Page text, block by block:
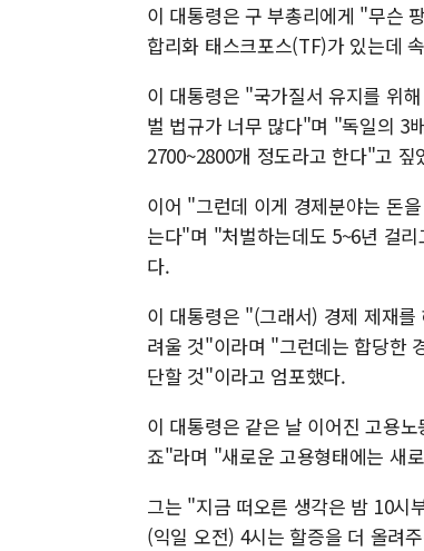
이 대통령은 구 부총리에게 "무슨
합리화 태스크포스(TF)가 있는데
이 대통령은 "국가질서 유지를 위
벌 법규가 너무 많다"며 "독일의 3
2700~2800개 정도라고 한다"고 짚
이어 "그런데 이게 경제분야는 돈
는다"며 "처벌하는데도 5~6년 걸
다.
이 대통령은 "(그래서) 경제 제재
려울 것"이라며 "그런데는 합당한
단할 것"이라고 엄포했다.
이 대통령은 같은 날 이어진 고용
죠"라며 "새로운 고용형태에는 새
그는 "지금 떠오른 생각은 밤 10시
(익일 오전) 4시는 할증을 더 올려